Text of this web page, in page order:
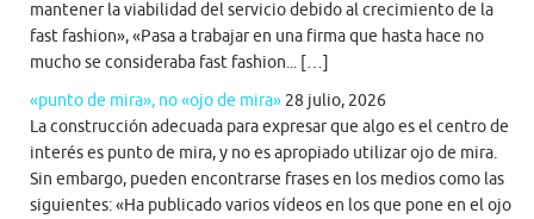
mantener la viabilidad del servicio debido al crecimiento de la
fast fashion», «Pasa a trabajar en una firma que hasta hace no
mucho se consideraba fast fashion... […]
«punto de mira», no «ojo de mira» 28 julio, 2026
La construcción adecuada para expresar que algo es el centro de
interés es punto de mira, y no es apropiado utilizar ojo de mira.
Sin embargo, pueden encontrarse frases en los medios como las
siguientes: «Ha publicado varios vídeos en los que pone en el ojo